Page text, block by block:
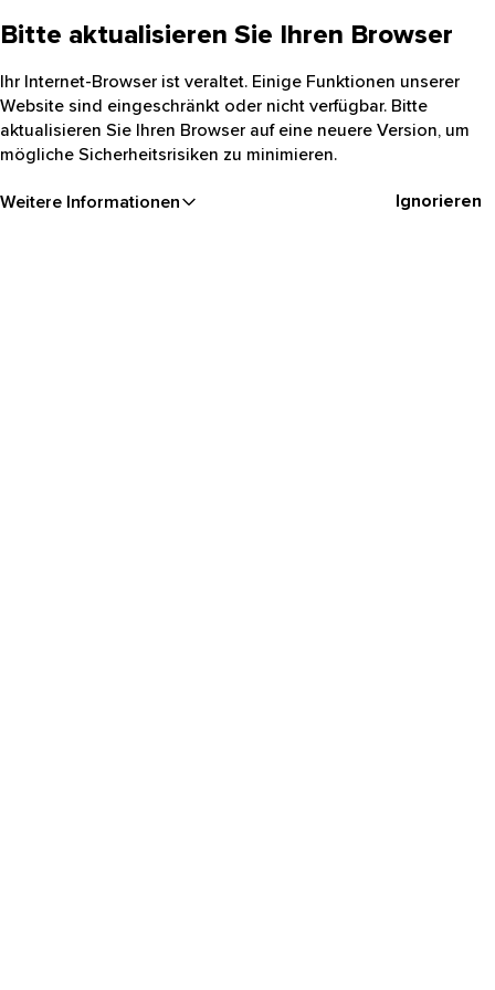
Bitte aktualisieren Sie Ihren Browser
Ihr Internet-Browser ist veraltet. Einige Funktionen unserer
Website sind eingeschränkt oder nicht verfügbar. Bitte
aktualisieren Sie Ihren Browser auf eine neuere Version, um
mögliche Sicherheitsrisiken zu minimieren.
Weitere Informationen Ignorieren